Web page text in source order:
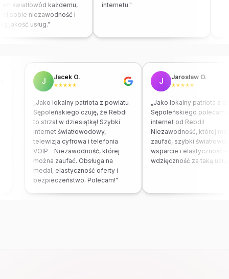
światłowód każdemu,
sobie niezawodność i
jakość usług."
internetu."
J Jacek O.
★★★★★
„Jako lokalny patriota z powiatu
Sępoleńskiego czuję, że Rebdi
to strzał w dziesiątkę! Szybki
internet światłowodowy,
telewizja cyfrowa i telefonia
VOIP - Niezawodność, której
można zaufać. Obsługa na
medal, elastyczność oferty i
bezpieczeństwo. Polecam!"
J Jarosław O.
★★★★★
„Jako lokalny patriota z
Sępoleńskiego polecam
internet od Rebdi!
Niezawodność, której
zaufać, szybki
wsparcie i elastyczność
wdzięczność za taką